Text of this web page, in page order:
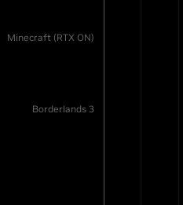
Minecraft (RTX ON)
Borderlands 3